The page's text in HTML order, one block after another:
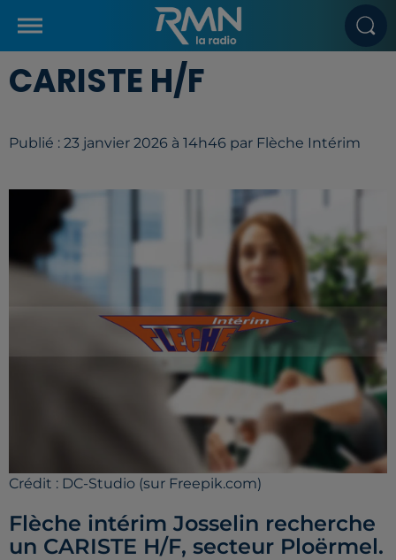
CARISTE H/F
Publié : 23 janvier 2026 à 14h46 par Flèche Intérim
Crédit : DC-Studio (sur Freepik.com)
Flèche intérim Josselin recherche
un CARISTE H/F, secteur Ploërmel.